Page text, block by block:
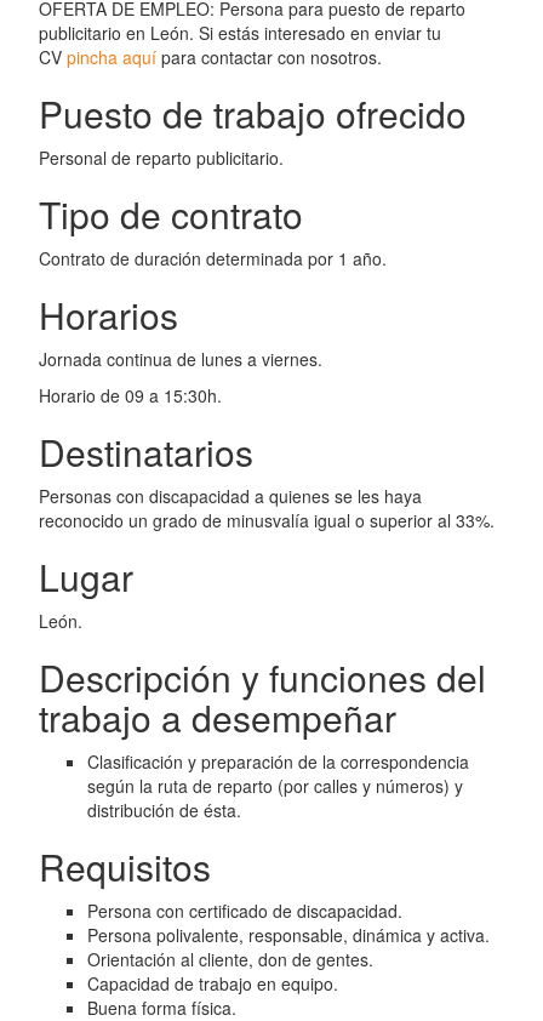
OFERTA DE EMPLEO: Persona para puesto de reparto
publicitario en León. Si estás interesado en enviar tu
CV pincha aquí para contactar con nosotros.
Puesto de trabajo ofrecido
Personal de reparto publicitario.
Tipo de contrato
Contrato de duración determinada por 1 año.
Horarios
Jornada continua de lunes a viernes.
Horario de 09 a 15:30h.
Destinatarios
Personas con discapacidad a quienes se les haya
reconocido un grado de minusvalía igual o superior al 33%.
Lugar
León.
Descripción y funciones del
trabajo a desempeñar
Clasificación y preparación de la correspondencia
según la ruta de reparto (por calles y números) y
distribución de ésta.
Requisitos
Persona con certificado de discapacidad.
Persona polivalente, responsable, dinámica y activa.
Orientación al cliente, don de gentes.
Capacidad de trabajo en equipo.
Buena forma física.